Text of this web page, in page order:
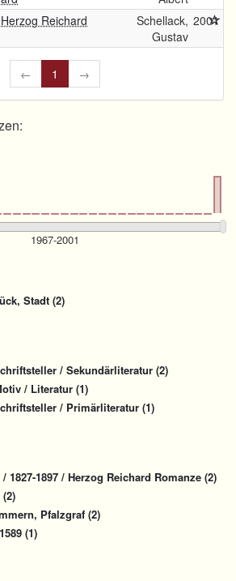
Reichard
Schellack,
Gustav
2001
← 1 →
Stadt (2)
/ Sekundärliteratur (2)
/ Literatur (1)
/ Primärliteratur (1)
1827-1897 / Herzog Reichard Romanze (2)
Pfalzgraf (2)
(1)